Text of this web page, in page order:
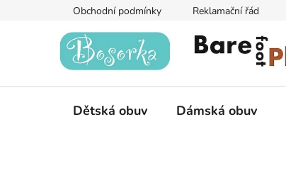
Obchodní podmínky Reklamační řád
Dětská obuv Dámská obuv